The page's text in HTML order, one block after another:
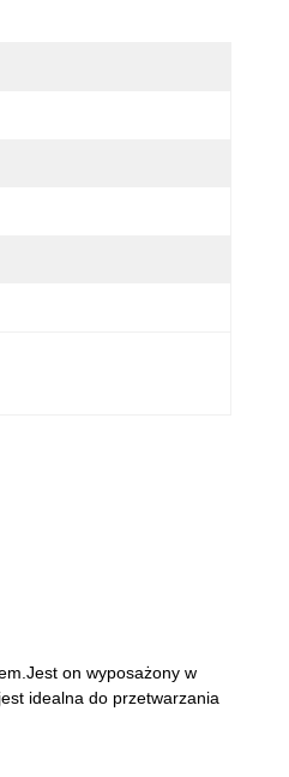
on wyposażony w
idealna do przetwarzania